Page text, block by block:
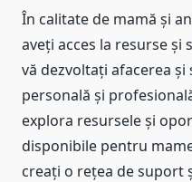
În calitate de mamă și
aveți acces la resurse și
vă dezvoltați afacerea și
personală și
explora resursele și
disponibile pentru
creați o rețea de suport